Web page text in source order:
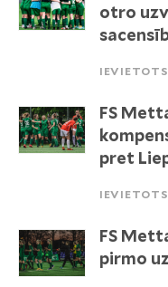
otro
FS
pret
FS
pirmo